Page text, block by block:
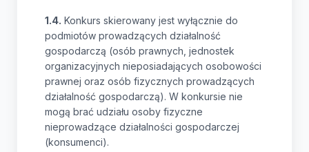
1.4. Konkurs skierowany jest wyłącznie do
podmiotów prowadzących działalność
gospodarczą (osób prawnych, jednostek
organizacyjnych nieposiadających osobowości
prawnej oraz osób fizycznych prowadzących
działalność gospodarczą). W konkursie nie
mogą brać udziału osoby fizyczne
nieprowadzące działalności gospodarczej
(konsumenci).